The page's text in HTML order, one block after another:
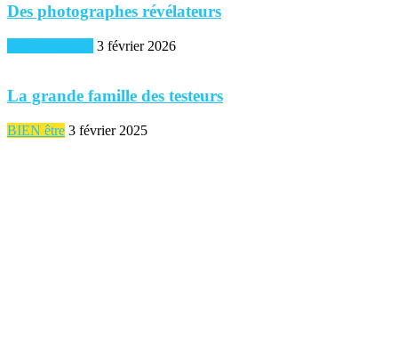
Des photographes révélateurs
3 février 2026
La grande famille des testeurs
BIEN être 3 février 2025